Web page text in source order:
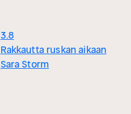
3.8
Rakkautta ruskan aikaan
Sara Storm